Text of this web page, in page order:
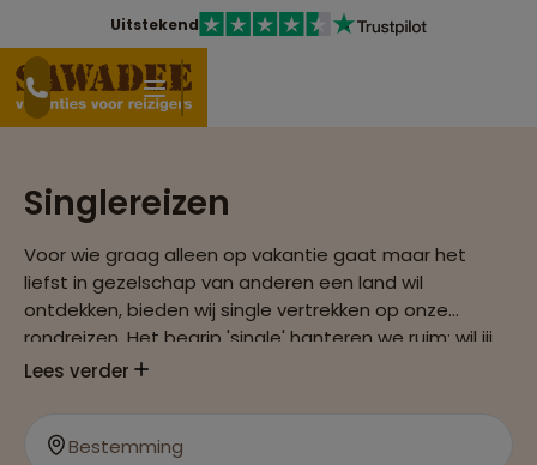
Uitstekend
Singlereizen
Voor wie graag alleen op vakantie gaat maar het
liefst in gezelschap van anderen een land wil
ontdekken, bieden wij single vertrekken op onze
rondreizen. Het begrip 'single' hanteren we ruim: wil jij
op vakantie, maar blijft je partner thuis? Ook dan kun je
Lees verder
Bestemming